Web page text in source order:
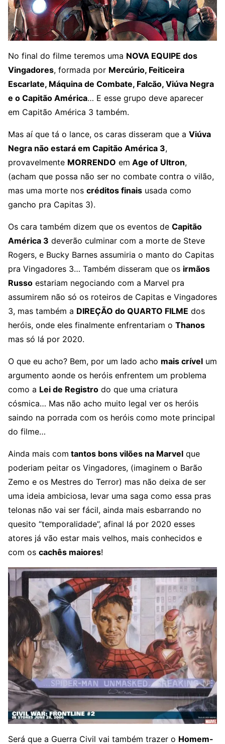
No final do filme teremos uma NOVA EQUIPE dos
Vingadores, formada por Mercúrio, Feiticeira
Escarlate, Máquina de Combate, Falcão, Viúva Negra
e o Capitão América… E esse grupo deve aparecer
em Capitão América 3 também.
Mas aí que tá o lance, os caras disseram que a Viúva
Negra não estará em Capitão América 3,
provavelmente MORRENDO em Age of Ultron,
(acham que possa não ser no combate contra o vilão,
mas uma morte nos créditos finais usada como
gancho pra Capitas 3).
Os cara também dizem que os eventos de Capitão
América 3 deverão culminar com a morte de Steve
Rogers, e Bucky Barnes assumiria o manto do Capitas
pra Vingadores 3… Também disseram que os irmãos
Russo estariam negociando com a Marvel pra
assumirem não só os roteiros de Capitas e Vingadores
3, mas também a DIREÇÃO do QUARTO FILME dos
heróis, onde eles finalmente enfrentariam o Thanos
mas só lá por 2020.
O que eu acho? Bem, por um lado acho mais crível um
argumento aonde os heróis enfrentem um problema
como a Lei de Registro do que uma criatura
cósmica… Mas não acho muito legal ver os heróis
saindo na porrada com os heróis como mote principal
do filme…
Ainda mais com tantos bons vilões na Marvel que
poderiam peitar os Vingadores, (imaginem o Barão
Zemo e os Mestres do Terror) mas não deixa de ser
uma ideia ambiciosa, levar uma saga como essa pras
telonas não vai ser fácil, ainda mais esbarrando no
quesito “temporalidade”, afinal lá por 2020 esses
atores já vão estar mais velhos, mais conhecidos e
com os cachês maiores!
Será que a Guerra Civil vai também trazer o Homem-